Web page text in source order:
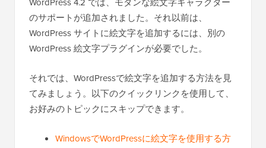
のサポートが追加されました。それ以前は、
WordPress サイトに絵文字を追加するには、別の
WordPress 絵文字プラグインが必要でした。
それでは、WordPressで絵文字を追加する方法を見
てみましょう。以下のクイックリンクを使用して、
お好みのトピックにスキップできます。
WindowsでWordPressに絵文字を使用する方